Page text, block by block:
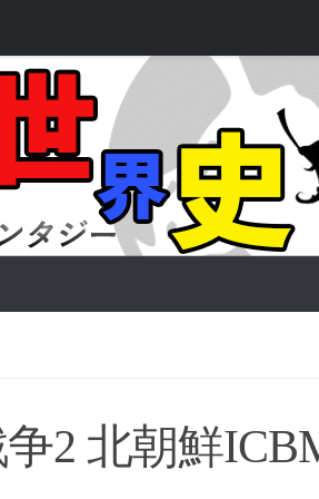
2 北朝鮮